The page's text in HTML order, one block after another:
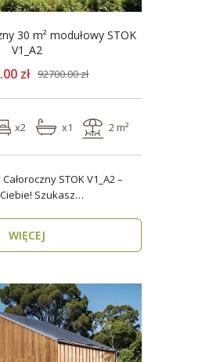
30 m² modułowy STOK
V1_A2
zł 92700.00 zł
x2 x1 2 m²
STOK V1_A2 –
Szukasz
WIĘCEJ